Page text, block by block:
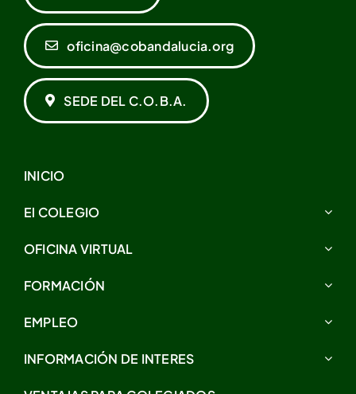
oficina@cobandalucia.org
SEDE DEL C.O.B.A.
INICIO
El COLEGIO
OFICINA VIRTUAL
FORMACIÓN
EMPLEO
INFORMACIÓN DE INTERES